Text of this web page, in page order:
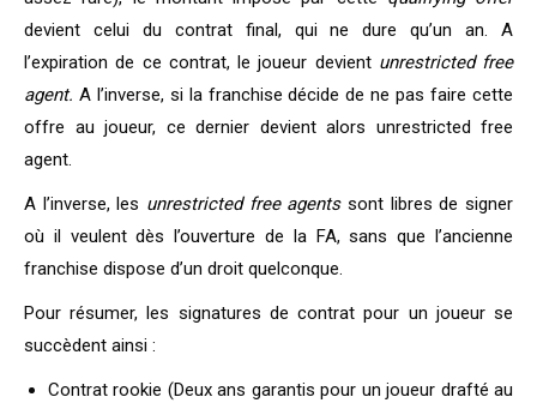
devient celui du contrat final, qui ne dure qu’un an. A
l’expiration de ce contrat, le joueur devient unrestricted free
agent. A l’inverse, si la franchise décide de ne pas faire cette
offre au joueur, ce dernier devient alors unrestricted free
agent.
A l’inverse, les unrestricted free agentssont libres de signer
où il veulent dès l’ouverture de la FA, sans que l’ancienne
franchise dispose d’un droit quelconque.
Pour résumer, les signatures de contrat pour un joueur se
succèdent ainsi :
Contrat rookie (Deux ans garantis pour un joueur drafté au